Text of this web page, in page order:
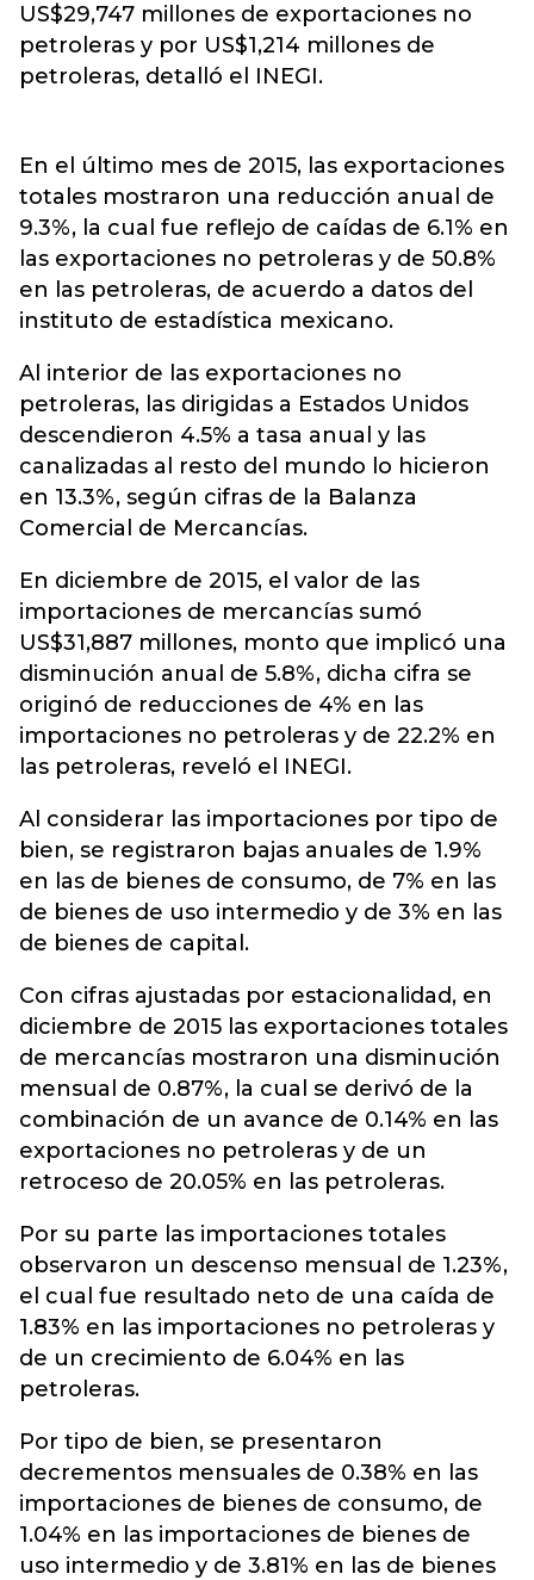
US$29,747 millones de exportaciones no
petroleras y por US$1,214 millones de
petroleras, detalló el INEGI.
En el último mes de 2015, las exportaciones
totales mostraron una reducción anual de
9.3%, la cual fue reflejo de caídas de 6.1% en
las exportaciones no petroleras y de 50.8%
en las petroleras, de acuerdo a datos del
instituto de estadística mexicano.
Al interior de las exportaciones no
petroleras, las dirigidas a Estados Unidos
descendieron 4.5% a tasa anual y las
canalizadas al resto del mundo lo hicieron
en 13.3%, según cifras de la Balanza
Comercial de Mercancías.
En diciembre de 2015, el valor de las
importaciones de mercancías sumó
US$31,887 millones, monto que implicó una
disminución anual de 5.8%, dicha cifra se
originó de reducciones de 4% en las
importaciones no petroleras y de 22.2% en
las petroleras, reveló el INEGI.
Al considerar las importaciones por tipo de
bien, se registraron bajas anuales de 1.9%
en las de bienes de consumo, de 7% en las
de bienes de uso intermedio y de 3% en las
de bienes de capital.
Con cifras ajustadas por estacionalidad, en
diciembre de 2015 las exportaciones totales
de mercancías mostraron una disminución
mensual de 0.87%, la cual se derivó de la
combinación de un avance de 0.14% en las
exportaciones no petroleras y de un
retroceso de 20.05% en las petroleras.
Por su parte las importaciones totales
observaron un descenso mensual de 1.23%,
el cual fue resultado neto de una caída de
1.83% en las importaciones no petroleras y
de un crecimiento de 6.04% en las
petroleras.
Por tipo de bien, se presentaron
decrementos mensuales de 0.38% en las
importaciones de bienes de consumo, de
1.04% en las importaciones de bienes de
uso intermedio y de 3.81% en las de bienes